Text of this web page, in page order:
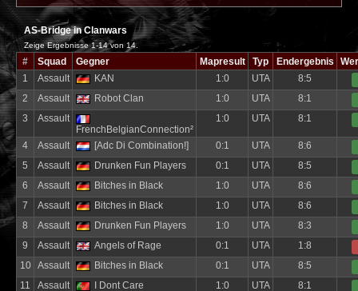
AS-Bridge in Clanwars
Zeige Ergebnisse 1-14 von 14.
# Squad Gegner Mapresult Typ Endergebnis
1
Assault KAN 1:0 UTA
8:5
2
Assault Robot Clan 1:0 UTA
8:1
3
Assault
FrenchBelgianConnection²
1:0 UTA 8:1
4 Assault [Adc Di Combination!] 0:1 UTA
8:6
5
Assault Drunken Fun Players 0:1 UTA
8:5
6
Assault Bitches in Black 1:0 UTA
8:6
7
Assault Bitches in Black 1:0 UTA
8:6
8
Assault Drunken Fun Players 1:0 UTA
8:3
9
Assault Angels of Rage 0:1 UTA
1:8
10
Assault Bitches in Black 0:1 UTA
8:5
11
Assault I Dont Care 1:0 UTA
8:1